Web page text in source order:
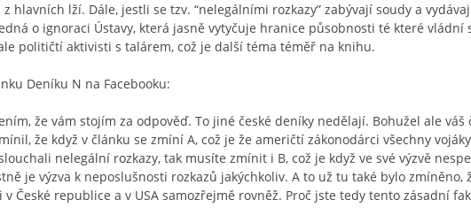
hlavních lží. Dále, jestli se tzv. “nelegálními rozkazy” zabývají soudy a
o ignoraci Ústavy, která jasně vytyčuje hranice působnosti té které vládní
političtí aktivisti s talárem, což je další téma téměř na knihu.
Deníku N na Facebooku:
že vám stojím za odpověď. To jiné české deníky nedělají. Bohužel ale váš
že když v článku se zmíní A, což je že američtí zákonodárci všechny
nelegální rozkazy, tak musíte zmínit i B, což je když ve své výzvě
je výzva k neposlušnosti rozkazů jakýchkoliv. A to už tu také bylo zmíněno,
České republice a v USA samozřejmě rovněž. Proč jste tedy tento zásadní